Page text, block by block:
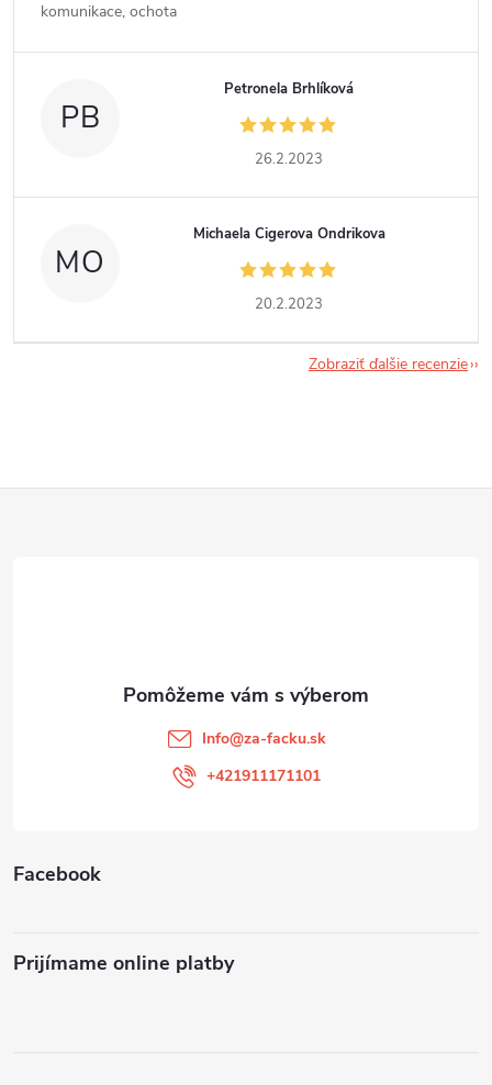
komunikace, ochota
PB
Petronela Brhlíková
26.2.2023
MO
Michaela Cigerova Ondrikova
20.2.2023
Zobraziť ďalšie recenzie
Facebook
Prijímame online platby
Info@za-facku.sk
+421911171101